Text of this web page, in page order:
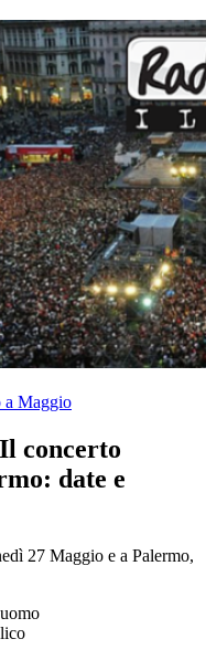
a Maggio
concerto
date e
27 Maggio e a Palermo,